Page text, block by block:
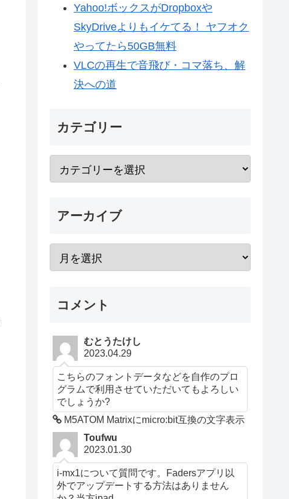
Yahoo!ボックスがDropboxや
SkyDriveよりもイケてる！ ヤフオク
やってたら50GB無料
VLCの再生で音飛び・コマ落ち、解
決への道
カテゴリー
アーカイブ
コメント
むとうたけし
2023.04.29
こちらのフォントデータなどを自作のプロ
グラムで利用させていただいてもよろしい
でしょうか?
M5ATOM Matrixにmicro:bit互換の文字表示
Toufwu
2023.01.30
i-mx1について質問です。Fadersアプリ以
外でアップデートする方法はありません